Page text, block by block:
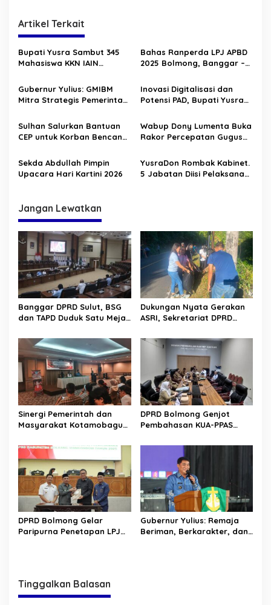
a
s
i
p
o
s
Artikel Terkait
Bupati Yusra Sambut 345
Mahasiswa KKN IAIN
Bahas Ranperda LPJ APBD
2025 Bolmong, Banggar –
Gubernur Yulius: GMIBM
Mitra Strategis Pemerintah,
Sinergi Membangun
Sulawesi Utara
Inovasi Digitalisasi dan
Potensi PAD, Bupati Yusra
Sulhan Salurkan Bantuan
CEP untuk Korban Bencana
Wabup Dony Lumenta Buka
Rakor Percepatan Gugus
Sekda Abdullah Pimpin
Upacara Hari Kartini 2026
YusraDon Rombak Kabinet.
5 Jabatan Diisi Pelaksana
Jangan Lewatkan
Banggar DPRD Sulut, BSG
dan TAPD Duduk Satu Meja.
Rp30 Milyar ke BSG
Dukungan Nyata Gerakan
ASRI, Sekretariat DPRD
Jalan Manado – Tomohon
Sinergi Pemerintah dan
Masyarakat Kotamobagu
Golda Pinontoan
DPRD Bolmong Genjot
Pembahasan KUA-PPAS
DPRD Bolmong Gelar
Paripurna Penetapan LPJ
Gubernur Yulius: Remaja
Beriman, Berkarakter, dan
Tinggalkan Balasan